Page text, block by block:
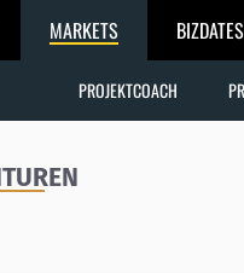
MARKETS BIZDATES
PROJEKTCOACH